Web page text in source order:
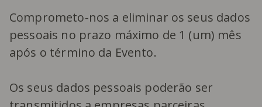
Comprometo-nos a eliminar os seus dados
pessoais no prazo máximo de 1 (um) mês
após o término da Evento.
Os seus dados pessoais poderão ser